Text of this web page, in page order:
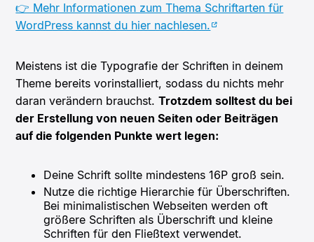
👉 Mehr Informationen zum Thema Schriftarten für
WordPress kannst du hier nachlesen.
Meistens ist die Typografie der Schriften in deinem
Theme bereits vorinstalliert, sodass du nichts mehr
daran verändern brauchst.Trotzdem solltest du bei
der Erstellung von neuen Seiten oder Beiträgen
auf die folgenden Punkte wert legen:
Deine Schrift sollte mindestens 16P groß sein.
Nutze die richtige Hierarchie für Überschriften.
Bei minimalistischen Webseiten werden oft
größere Schriften als Überschrift und kleine
Schriften für den Fließtext verwendet.